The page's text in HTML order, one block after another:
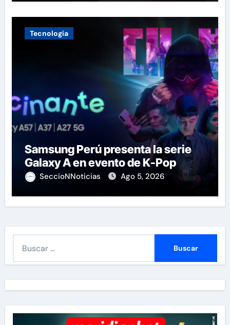
Tecnología
Samsung Perú presenta la serie
Galaxy A en evento de K-Pop
SeccioNNoticias Ago 5, 2026
r